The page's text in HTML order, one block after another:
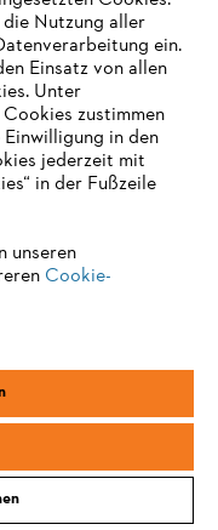
bis Dezember an.
einige Blumen,
als andere.
behalten Sie
Melden Sie sich jetzt zu
Gartenkalender direkt
wir Ihnen, zu
Chrome
Nutzung aller
ein.
Einsatz von allen
Unter
Cookies zustimmen
in den
jederzeit mit
in der Fußzeile
unseren
Cookie-